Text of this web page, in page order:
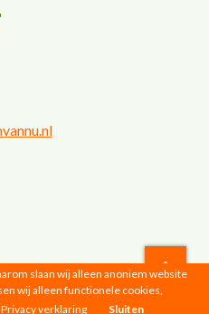
|Privacyverklaring
slaan wij alleen anoniem website
wij alleen functionele cookies,
Privacy verklaring Sluiten